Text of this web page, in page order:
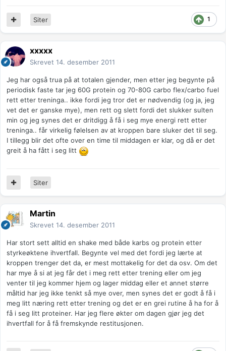
1
Siter
xxxxx
Skrevet 14. desember 2011
Jeg har også trua på at totalen gjender, men etter jeg begynte på
periodisk faste tar jeg 60G protein og 70-80G carbo flex/carbo fuel
rett etter treninga.. ikke fordi jeg tror det er nødvendig (og ja, jeg
vet det er ganske mye), men rett og slett fordi det slukker sulten
min og jeg synes det er dritdigg å få i seg mye energi rett etter
treninga.. får virkelig følelsen av at kroppen bare sluker det til seg.
I tillegg blir det ofte over en time til middagen er klar, og då er det
greit å ha fått i seg litt
Siter
Martin
Skrevet 14. desember 2011
Har stort sett alltid en shake med både karbs og protein etter
styrkeøktene ihvertfall. Begynte vel med det fordi jeg lærte at
kroppen trenger det da, er mest mottakelig for det da osv. Om det
har mye å si at jeg får det i meg rett etter trening eller om jeg
venter til jeg kommer hjem og lager middag eller et annet større
måltid har jeg ikke tenkt så mye over, men synes det er godt å få i
meg litt næring rett etter trening og det er en grei rutine å ha for å
få i seg litt proteiner. Har jeg flere økter om dagen gjør jeg det
ihvertfall for å få fremskynde restitusjonen.